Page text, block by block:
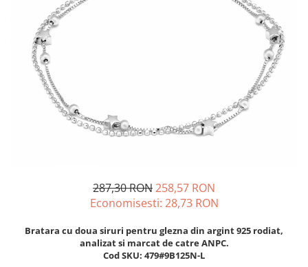
PIERCING
SETURI BIJUTERII
ACE DE CRAVATA
BRATARI PENTRU PICIOR
BUTONI
BRATARA TIP ROZARIU
LANTURI TIP ROZARIU
287,30 RON258,57 RON
Economisesti: 28,73 RON
Bratara cu doua siruri pentru glezna din argint 925 rodiat,
analizat si marcat de catre ANPC.
Cod SKU: 479#9B125N-L